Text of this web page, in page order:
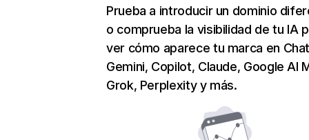
Prueba a introducir un dominio
o comprueba la visibilidad de tu IA
ver cómo aparece tu marca en
Gemini, Copilot, Claude, Google AI
Grok, Perplexity y más.